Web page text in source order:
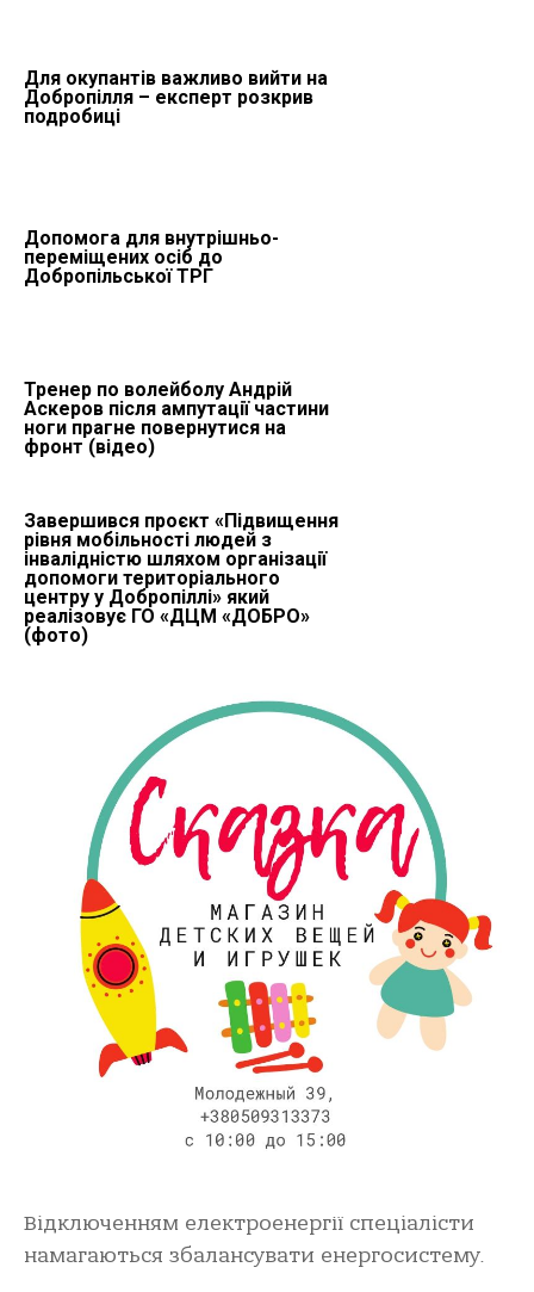
Для окупантів важливо вийти на
Добропілля – експерт розкрив
подробиці
Допомога для внутрішньо-
переміщених осіб до
Добропільської ТРГ
Тренер по волейболу Андрій
Аскеров після ампутації частини
ноги прагне повернутися на
фронт (відео)
Завершився проєкт «Підвищення
рівня мобільності людей з
інвалідністю шляхом організації
допомоги територіального
центру у Добропіллі» який
реалізовує ГО «ДЦМ «ДОБРО»
(фото)
Відключенням електроенергії спеціалісти
намагаються збалансувати енергосистему.